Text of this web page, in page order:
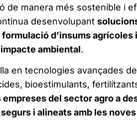
de manera més sostenible i
desenvolupant
d’insums agrícoles
ambiental.
en tecnologies avançades
bioestimulants,
empreses del sector agro a
i alineats amb les